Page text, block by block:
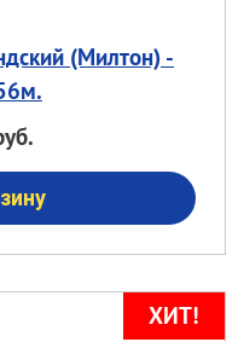
(Милтон) -